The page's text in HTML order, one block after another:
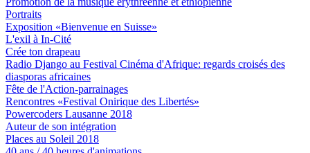
Portraits
Exposition «Bienvenue en Suisse»
L'exil à In-Cité
Crée ton drapeau
Radio Django au Festival Cinéma d'Afrique: regards croisés des
diasporas africaines
Fête de l'Action-parrainages
Rencontres «Festival Onirique des Libertés»
Powercoders Lausanne 2018
Auteur de son intégration
Places au Soleil 2018